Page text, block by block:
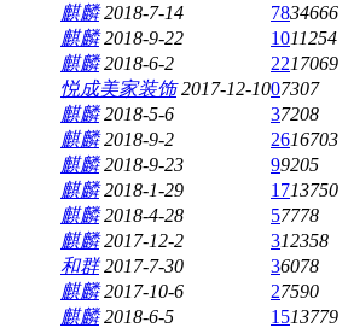
麒麟 2018-7-14 7834666
麒麟 2018-9-22 1011254
麒麟 2018-6-2 2217069
悦成美家装饰 2017-12-1007307
麒麟 2018-5-6 37208
麒麟 2018-9-2 2616703
麒麟 2018-9-23 99205
麒麟 2018-1-29 1713750
麒麟 2018-4-28 57778
麒麟 2017-12-2 312358
和群 2017-7-30 36078
麒麟 2017-10-6 27590
麒麟 2018-6-5 1513779